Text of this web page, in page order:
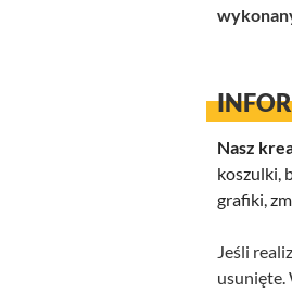
Nasz
koszulki,
grafiki,
Jeśli
usunięte.